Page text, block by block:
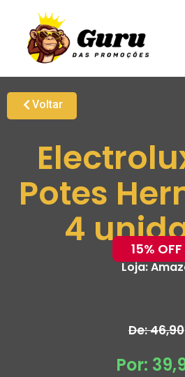
Voltar
Potes
4 15% OFF
Loja:
De: 46,90
Por: